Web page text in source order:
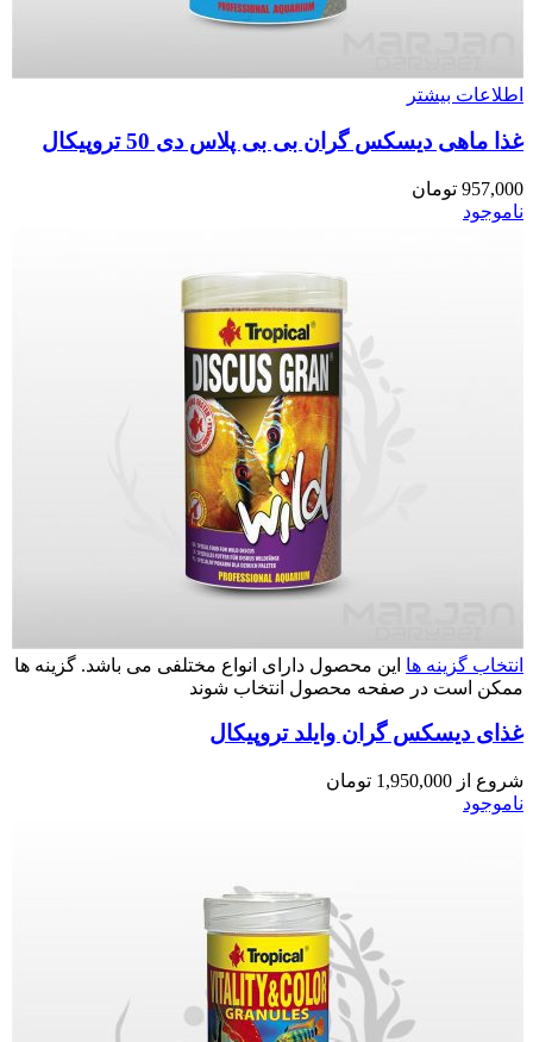
اطلاعات بیشتر
غذا ماهی دیسکس گران بی بی پلاس دی 50 تروپیکال
957,000 تومان
ناموجود
انتخاب گزینه ها این محصول دارای انواع مختلفی می باشد. گزینه ها
ممکن است در صفحه محصول انتخاب شوند
غذای دیسکس گران وایلد تروپیکال
شروع از 1,950,000 تومان
ناموجود